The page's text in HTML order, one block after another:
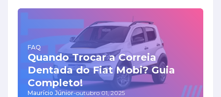
FAQ
Quando Trocar a Correia
Dentada do Fiat Mobi? Guia
Completo!
Maurício Júnior-outubro 01, 2025